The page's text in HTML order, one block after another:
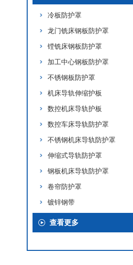
冷板防护罩
龙门铣床钢板防护罩
镗铣床钢板防护罩
加工中心钢板防护罩
不锈钢板防护罩
机床导轨伸缩护板
数控机床导轨护板
数控车床导轨防护罩
不锈钢机床导轨防护罩
伸缩式导轨防护罩
钢板机床导轨防护罩
卷帘防护罩
镀锌钢带
查看更多